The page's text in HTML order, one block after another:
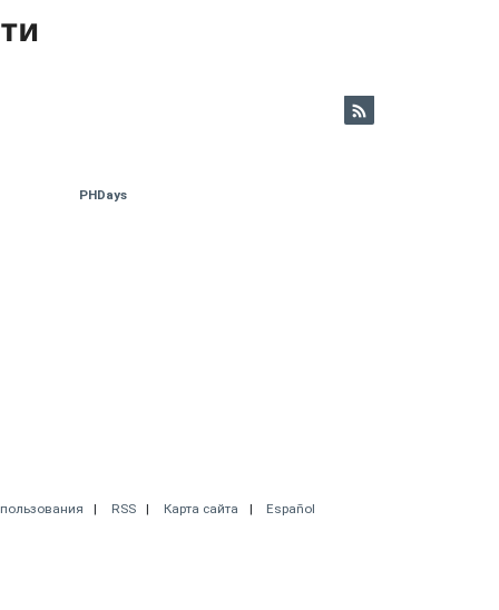
PHDays
RSS Карта сайта Español